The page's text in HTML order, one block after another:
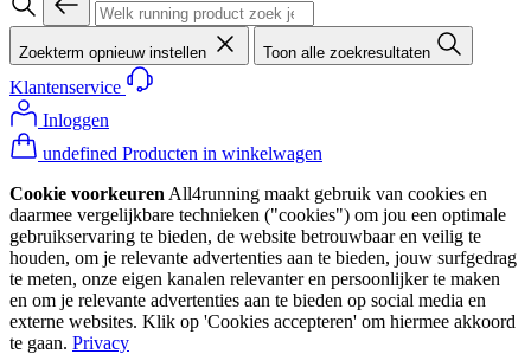
Zoekterm opnieuw instellen Toon alle zoekresultaten
Klantenservice
Inloggen
undefined Producten in winkelwagen
Cookie voorkeuren All4running maakt gebruik van cookies en
daarmee vergelijkbare technieken ("cookies") om jou een optimale
gebruikservaring te bieden, de website betrouwbaar en veilig te
houden, om je relevante advertenties aan te bieden, jouw surfgedrag
te meten, onze eigen kanalen relevanter en persoonlijker te maken
en om je relevante advertenties aan te bieden op social media en
externe websites. Klik op 'Cookies accepteren' om hiermee akkoord
te gaan. Privacy